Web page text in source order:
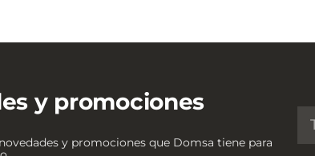
y promociones
y promociones que Domsa tiene para